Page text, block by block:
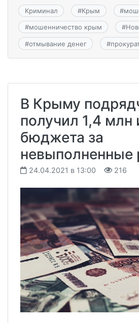
Криминал #Крым #
#мошенничество крым #
#отмывание денег #
В Крыму
получил 1,4 млн
бюджета за
невыполненные
24.04.2021 в 13:00 216